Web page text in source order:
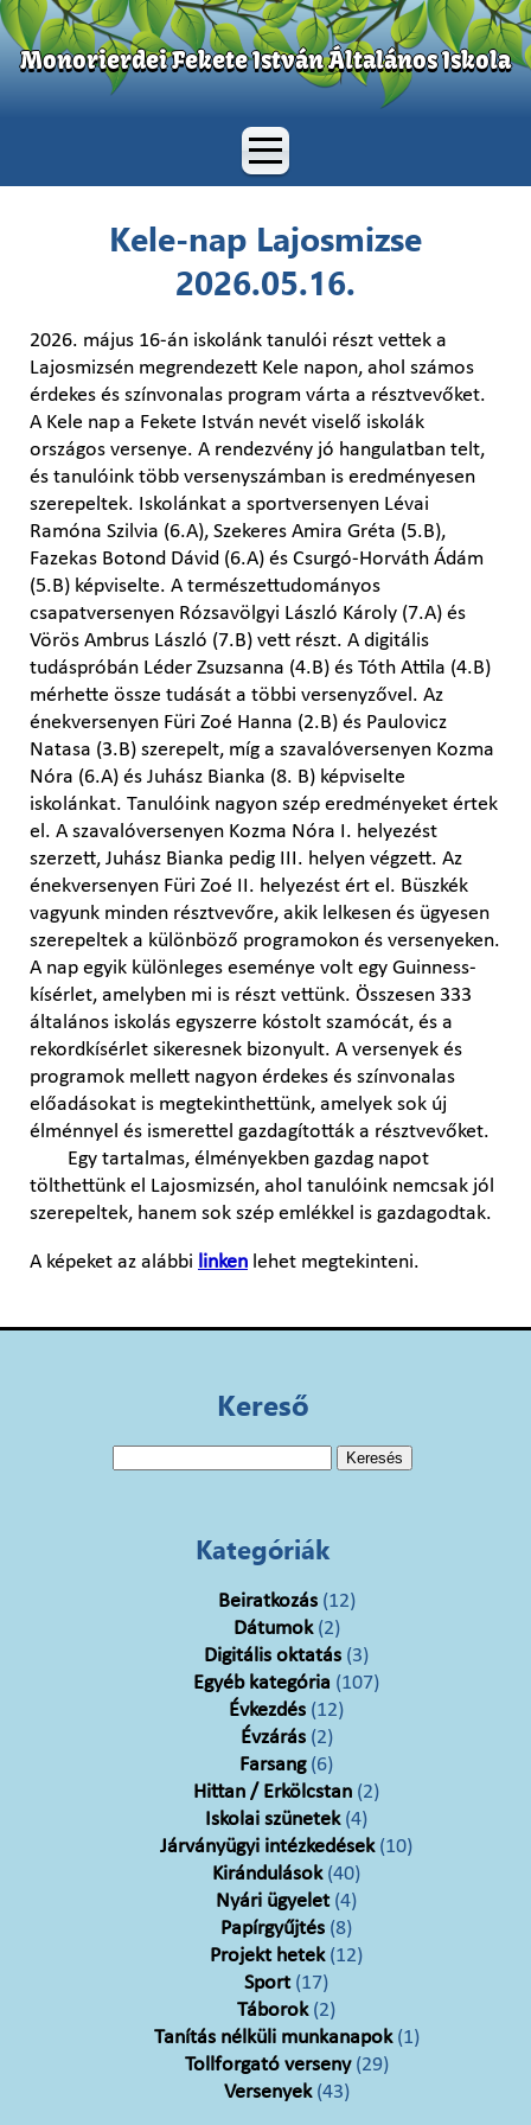
Monorierdei Fekete István Általános Iskola
Kele-nap Lajosmizse
2026.05.16.
2026. május 16-án iskolánk tanulói részt vettek a
Lajosmizsén megrendezett Kele napon, ahol számos
érdekes és színvonalas program várta a résztvevőket.
A Kele nap a Fekete István nevét viselő iskolák
országos versenye. A rendezvény jó hangulatban telt,
és tanulóink több versenyszámban is eredményesen
szerepeltek. Iskolánkat a sportversenyen Lévai
Ramóna Szilvia (6.A), Szekeres Amira Gréta (5.B),
Fazekas Botond Dávid (6.A) és Csurgó-Horváth Ádám
(5.B) képviselte. A természettudományos
csapatversenyen Rózsavölgyi László Károly (7.A) és
Vörös Ambrus László (7.B) vett részt. A digitális
tudáspróbán Léder Zsuzsanna (4.B) és Tóth Attila (4.B)
mérhette össze tudását a többi versenyzővel. Az
énekversenyen Füri Zoé Hanna (2.B) és Paulovicz
Natasa (3.B) szerepelt, míg a szavalóversenyen Kozma
Nóra (6.A) és Juhász Bianka (8. B) képviselte
iskolánkat. Tanulóink nagyon szép eredményeket értek
el. A szavalóversenyen Kozma Nóra I. helyezést
szerzett, Juhász Bianka pedig III. helyen végzett. Az
énekversenyen Füri Zoé II. helyezést ért el. Büszkék
vagyunk minden résztvevőre, akik lelkesen és ügyesen
szerepeltek a különböző programokon és versenyeken.
A nap egyik különleges eseménye volt egy Guinness-
kísérlet, amelyben mi is részt vettünk. Összesen 333
általános iskolás egyszerre kóstolt szamócát, és a
rekordkísérlet sikeresnek bizonyult. A versenyek és
programok mellett nagyon érdekes és színvonalas
előadásokat is megtekinthettünk, amelyek sok új
élménnyel és ismerettel gazdagították a résztvevőket.
Egy tartalmas, élményekben gazdag napot
tölthettünk el Lajosmizsén, ahol tanulóink nemcsak jól
szerepeltek, hanem sok szép emlékkel is gazdagodtak.
A képeket az alábbi linken lehet megtekinteni.
Kereső
Kategóriák
Beiratkozás(12)
Dátumok(2)
Digitális oktatás (3)
Egyéb kategória (107)
Évkezdés (12)
Évzárás(2)
Farsang(6)
Hittan / Erkölcstan (2)
Iskolai szünetek(4)
Járványügyi intézkedések(10)
Kirándulások(40)
Nyári ügyelet(4)
Papírgyűjtés (8)
Projekt hetek(12)
Sport(17)
Táborok(2)
Tanítás nélküli munkanapok(1)
Tollforgató verseny(29)
Versenyek(43)